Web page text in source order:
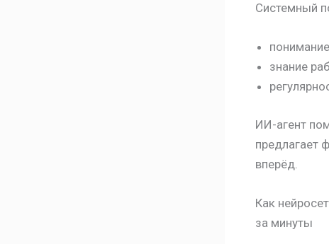
Системный
знание
ИИ-агент
предлагает
вперёд.
Как
за минуты